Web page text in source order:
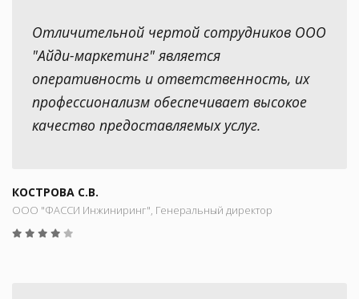
Отличительной чертой сотрудников ООО
"Айди-маркетинг" является
оперативность и ответственность, их
профессионализм обеспечивает высокое
качество предоставляемых услуг.
КОСТРОВА С.В.
ООО "ФАССИ Инжиниринг", Генеральный директор